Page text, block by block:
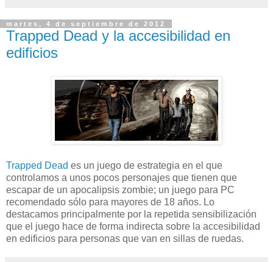
martes, 4 de septiembre de 2012
Trapped Dead y la accesibilidad en
edificios
Trapped Dead es un juego de estrategia en el que
controlamos a unos pocos personajes que tienen que
escapar de un apocalipsis zombie; un juego para PC
recomendado sólo para mayores de 18 años. Lo
destacamos principalmente por la repetida sensibilización
que el juego hace de forma indirecta sobre la accesibilidad
en edificios para personas que van en sillas de ruedas.